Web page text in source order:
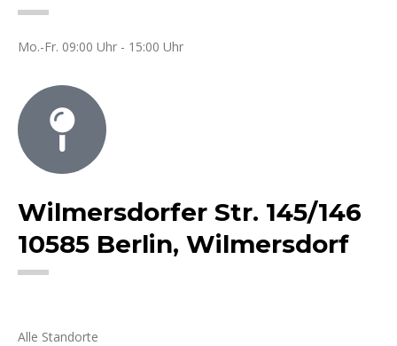
Mo.-Fr. 09:00 Uhr - 15:00 Uhr
Wilmersdorfer Str. 145/146
10585 Berlin, Wilmersdorf
Alle Standorte